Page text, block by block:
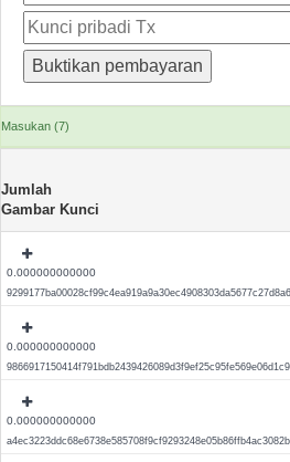
Masukan (7)
Jumlah
Gambar Kunci
0.000000000000
0.000000000000
0.000000000000